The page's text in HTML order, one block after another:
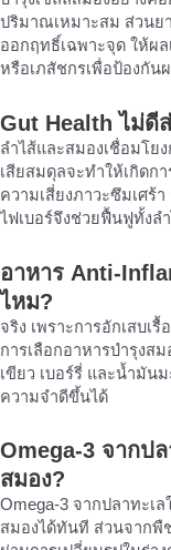
ปริมาณเหมาะสม ส่วนย
ออกฤทธิ์เฉพาะจุด ให้ผ
หรือเภสัชกรเพื่อป้องกัน
Gut Health ไม่ดี
ลำไส้และสมองเชื่อมโย
เสียสมดุลจะทำให้เกิดก
ความเสี่ยงภาวะซึมเศร้
ไฟเบอร์จึงช่วยฟื้นฟูทั้งล
อาหาร Anti-
ไหม?
จริง เพราะการอักเสบเ
การเลือกอาหารบำรุงส
เขียว เบอร์รี่ และน้ำมัน
ความจำดีขึ้นได้
Omega-3 จากป
สมอง?
Omega-3 จากปลาทะเล
สมองได้ทันที ส่วนจากพื